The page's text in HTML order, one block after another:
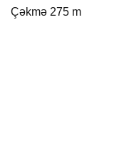
Çəkmə 275 m